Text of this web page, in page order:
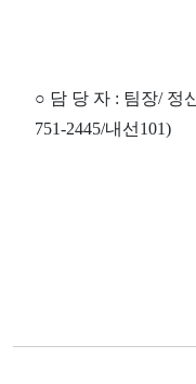
○ 담 당 자 : 팀장/ 정
751-2445/내선 101)